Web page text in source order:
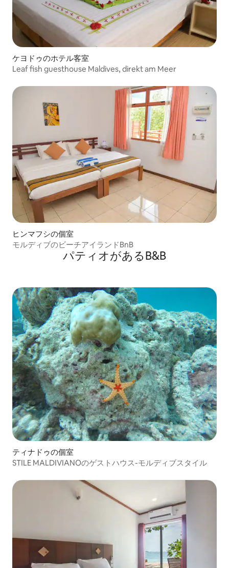
ケヨドゥのホテル客室
Leaf fish guesthouse Maldives, direkt am Meer
ヒンマフシの個室
モルディブのビーチアイランドBnB
パティオがあるB&B
ティナドゥの個室
STILE MALDIVIANOのゲストハウス-モルディブスタイル